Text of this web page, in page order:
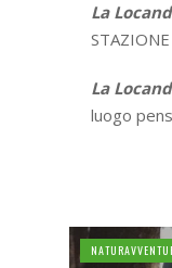
La
La
luogo